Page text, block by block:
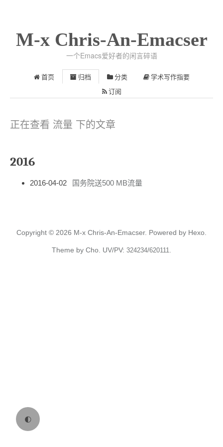
🌓
M-x Chris-An-Emacser
一个Emacs爱好者的闲言碎语
首页 归档 分类 学术写作指要
订阅
正在查看 流量 下的文章
2016
2016-04-02 国务院送500 MB流量
Copyright © 2026 M-x Chris-An-Emacser. Powered by Hexo.
Theme by Cho. UV/PV: 324234/620111.